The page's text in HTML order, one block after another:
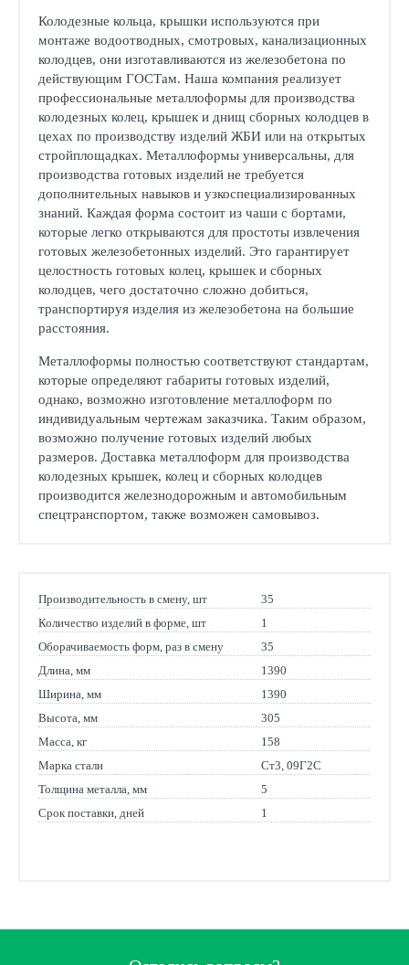
Колодезные кольца, крышки используются при
монтаже водоотводных, смотровых, канализационных
колодцев, они изготавливаются из железобетона по
действующим ГОСТам. Наша компания реализует
профессиональные металлоформы для производства
колодезных колец, крышек и днищ сборных колодцев в
цехах по производству изделий ЖБИ или на открытых
стройплощадках. Металлоформы универсальны, для
производства готовых изделий не требуется
дополнительных навыков и узкоспециализированных
знаний. Каждая форма состоит из чаши с бортами,
которые легко открываются для простоты извлечения
готовых железобетонных изделий. Это гарантирует
целостность готовых колец, крышек и сборных
колодцев, чего достаточно сложно добиться,
транспортируя изделия из железобетона на большие
расстояния.
Металлоформы полностью соответствуют стандартам,
которые определяют габариты готовых изделий,
однако, возможно изготовление металлоформ по
индивидуальным чертежам заказчика. Таким образом,
возможно получение готовых изделий любых
размеров. Доставка металлоформ для производства
колодезных крышек, колец и сборных колодцев
производится железнодорожным и автомобильным
спецтранспортом, также возможен самовывоз.
Производительность в смену, шт
35
Количество изделий в форме, шт
1
Оборачиваемость форм, раз в смену
35
Длина, мм
1390
Ширина, мм
1390
Высота, мм
305
Масса, кг
158
Марка стали
Ст3, 09Г2С
Толщина металла, мм
5
Срок поставки, дней
1